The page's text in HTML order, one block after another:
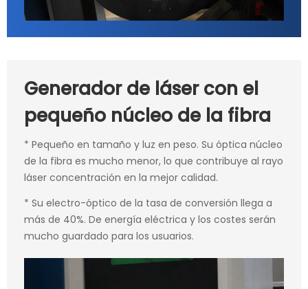
Generador de láser con el
pequeño núcleo de la fibra
* Pequeño en tamaño y luz en peso. Su óptica núcleo
de la fibra es mucho menor, lo que contribuye al rayo
láser concentración en la mejor calidad.
* Su electro-óptico de la tasa de conversión llega a
más de 40%. De energía eléctrica y los costes serán
mucho guardado para los usuarios.